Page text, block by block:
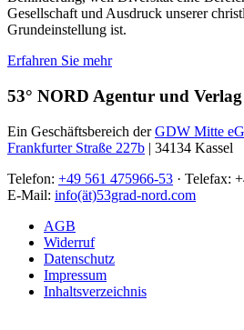
Gesellschaft und Ausdruck unserer
Grundeinstellung ist.
Erfahren Sie mehr
53° NORD Agentur und Verlag
Ein Geschäftsbereich derGDW Mitte eG
Frankfurter Straße 227b | 34134 Kassel
Telefon: +49 561 475966-53 · Telefax:
E-Mail: info(ät)53grad-nord.com
AGB
Widerruf
Datenschutz
Impressum
Inhaltsverzeichnis